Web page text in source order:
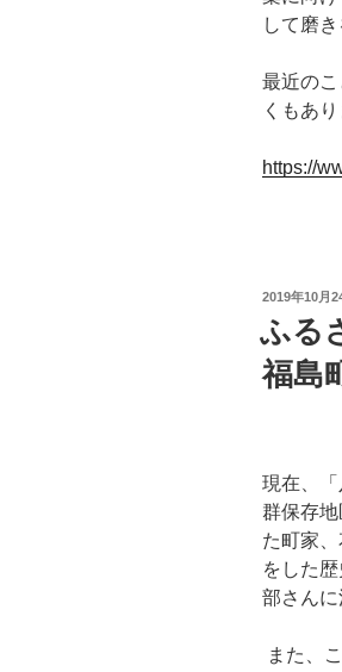
して磨
最近の
くもあ
https://
投
日:
2019年10月
ふる
福島
現在、
群保存
た町家、
をした
部さんに
また、